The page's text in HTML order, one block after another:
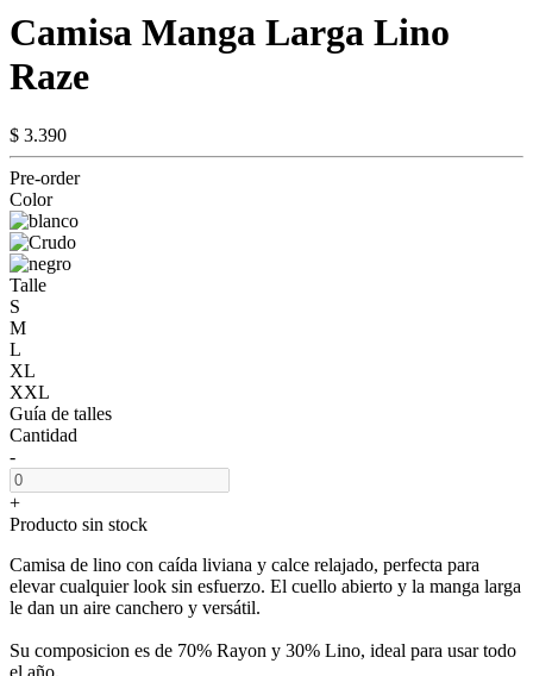
Camisa Manga Larga Lino
Raze
$ 3.390
Pre-order
Color
Talle
S
M
L
XL
XXL
Guía de talles
Cantidad
-
+
Producto sin stock
Camisa de lino con caída liviana y calce relajado, perfecta para
elevar cualquier look sin esfuerzo. El cuello abierto y la manga larga
le dan un aire canchero y versátil.
Su composicion es de 70% Rayon y 30% Lino, ideal para usar todo
el año.